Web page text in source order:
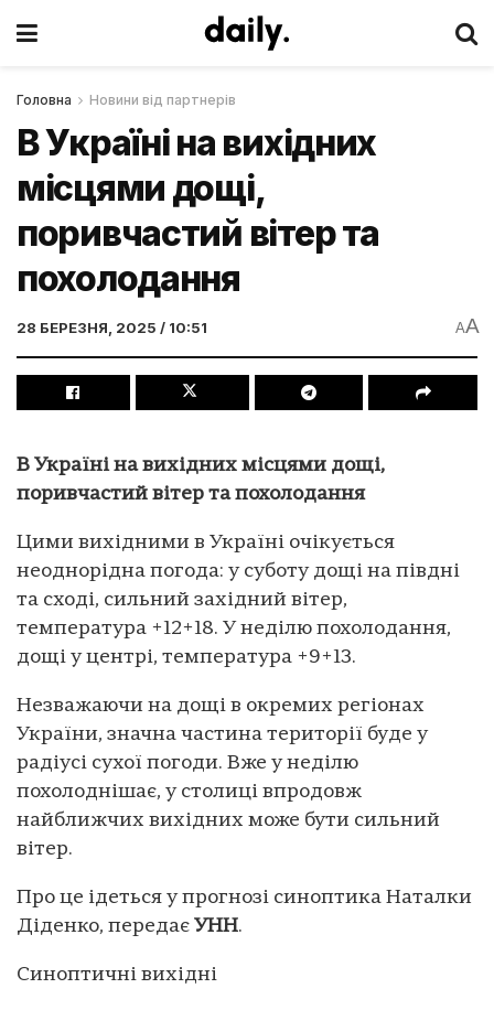
Головна Новини від партнерів
В Україні на вихідних
місцями дощі,
поривчастий вітер та
похолодання
28 БЕРЕЗНЯ, 2025 / 10:51 AA
В Україні на вихідних місцями дощі,
поривчастий вітер та похолодання
Цими вихідними в Україні очікується
неоднорідна погода: у суботу дощі на півдні
та сході, сильний західний вітер,
температура +12+18. У неділю похолодання,
дощі у центрі, температура +9+13.
Незважаючи на дощі в окремих регіонах
України, значна частина території буде у
радіусі сухої погоди. Вже у неділю
похолоднішає, у столиці впродовж
найближчих вихідних може бути сильний
вітер.
Про це ідеться у прогнозі синоптика Наталки
Діденко, передає УНН.
Синоптичні вихідні